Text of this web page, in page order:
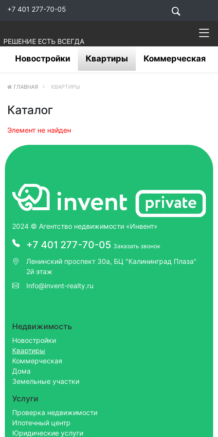
+7 401 277-70-05
РЕШЕНИЕ ЕСТЬ ВСЕГДА
Новостройки Квартиры Коммерческая
ГЛАВНАЯ КВАРТИРЫ
Каталог
Элемент не найден
2024 © Агентство недвижимости «Инвент»
+7 401 277-70-05 Заказать звонок
Ленинский проспект 30а, БЦ "Калининград Плаза"
2й этаж
Info@invent-realty.ru
Недвижимость
Новостройки
Квартиры
Коммерческая
Дома
Земельные участки
Услуги
Проверка недвижимости
Ипотечный центр
Юридические услуги